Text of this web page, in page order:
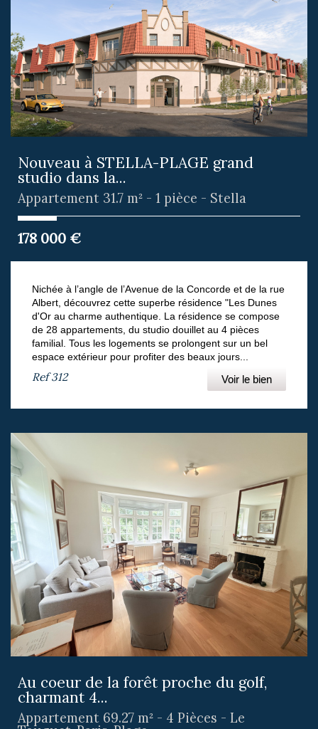
Nouveau à STELLA-PLAGE grand
studio dans la...
Appartement 31.7 m² - 1 pièce - Stella
178 000 €
Nichée à l’angle de l’Avenue de la Concorde et de la rue
Albert, découvrez cette superbe résidence "Les Dunes
d'Or au charme authentique. La résidence se compose
de 28 appartements, du studio douillet au 4 pièces
familial. Tous les logements se prolongent sur un bel
espace extérieur pour profiter des beaux jours...
Ref312 Voir le bien
Au coeur de la forêt proche du golf,
charmant 4...
Appartement 69.27 m² - 4 Pièces - Le